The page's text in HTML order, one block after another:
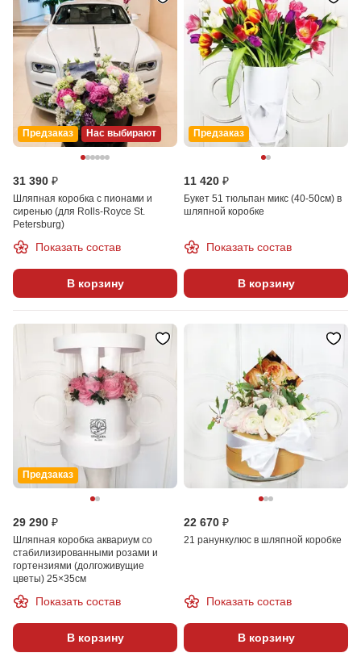
Предзаказ Нас выбирают
31 390 ₽
Шляпная коробка с пионами и
сиренью (для Rolls-Royce St.
Petersburg)
Показать состав
В корзину
Предзаказ
11 420 ₽
Букет 51 тюльпан микс (40-50см) в
шляпной коробке
Показать состав
В корзину
Предзаказ
29 290 ₽
Шляпная коробка аквариум со
стабилизированными розами и
гортензиями (долгоживущие
цветы) 25×35см
Показать состав
В корзину
22 670 ₽
21 ранункулюс в шляпной коробке
Показать состав
В корзину